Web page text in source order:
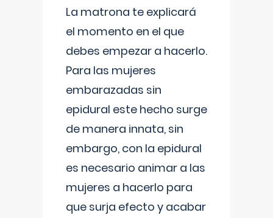
La matrona te explicará
el momento en el que
debes empezar a hacerlo.
Para las mujeres
embarazadas sin
epidural este hecho surge
de manera innata, sin
embargo, con la epidural
es necesario animar a las
mujeres a hacerlo para
que surja efecto y acabar